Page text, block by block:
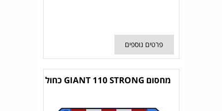
פרטים נוספים
מחסום GIANT 110 STRONG כחול